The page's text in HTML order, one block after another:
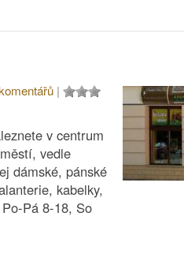
|
v centrum
vedle
dámské, pánské
kabelky,
Pá 8-18, So